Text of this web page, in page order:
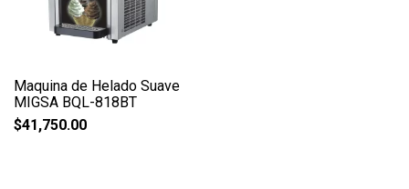
Maquina de Helado Suave
MIGSA BQL-818BT
$41,750.00